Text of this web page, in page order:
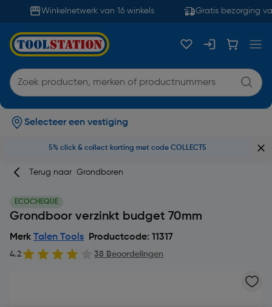
Winkelnetwerk van 16 winkels Gratis bezorging
Selecteer een vestiging
5% click & collect korting met code COLLECT5
Terug naar Grondboren
ECOCHEQUE
Grondboor verzinkt budget 70mm
Merk Talen Tools Productcode: 11317
4.2 38 Beoordelingen